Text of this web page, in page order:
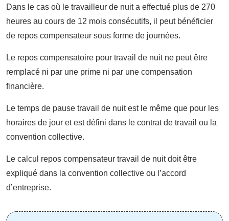
Dans le cas où le travailleur de nuit a effectué plus de 270
heures au cours de 12 mois consécutifs, il peut bénéficier
de repos compensateur sous forme de journées.
Le repos compensatoire pour travail de nuit ne peut être
remplacé ni par une prime ni par une compensation
financière.
Le temps de pause travail de nuit est le même que pour les
horaires de jour et est défini dans le contrat de travail ou la
convention collective.
Le calcul repos compensateur travail de nuit doit être
expliqué dans la convention collective ou l’accord
d’entreprise.